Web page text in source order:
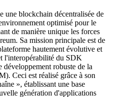
blockchain décentralisée de
optimisé pour le
de manière unique les forces
Sa mission principale est de
hautement évolutive et
l'interopérabilité du SDK
développement robuste de la
Ceci est réalisé grâce à son
», établissant une base
génération d'applications